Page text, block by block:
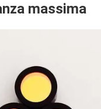
massima